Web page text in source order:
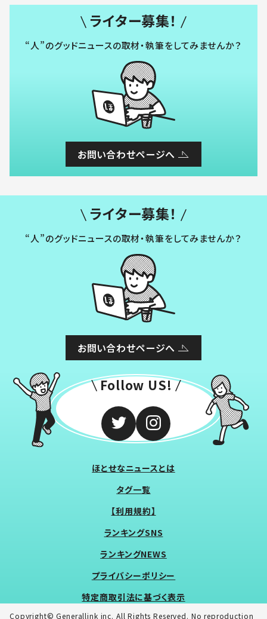
ライター募集！
“人”のグッドニュースの取材・執筆をしてみませんか？
お問い合わせページへ
ライター募集！
“人”のグッドニュースの取材・執筆をしてみませんか？
お問い合わせページへ
Follow US!
ほとせなニュースとは
タグ一覧
【利用規約】
ランキングSNS
ランキングNEWS
プライバシーポリシー
特定商取引法に基づく表示
Copyright© Generallink inc. All Rights Reserved. No reproduction